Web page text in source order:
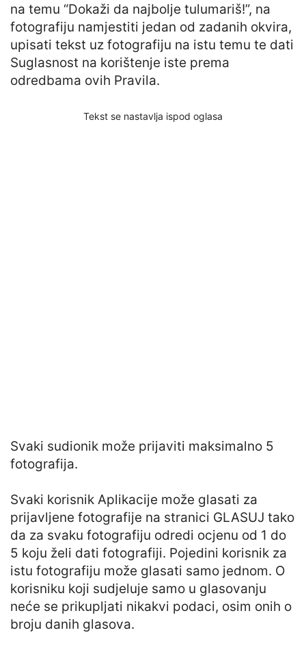
na temu “Dokaži da najbolje tulumariš!”, na
fotografiju namjestiti jedan od zadanih okvira,
upisati tekst uz fotografiju na istu temu te dati
Suglasnost na korištenje iste prema
odredbama ovih Pravila.
Tekst se nastavlja ispod oglasa
Svaki sudionik može prijaviti maksimalno 5
fotografija.
Svaki korisnik Aplikacije može glasati za
prijavljene fotografije na stranici GLASUJ tako
da za svaku fotografiju odredi ocjenu od 1 do
5 koju želi dati fotografiji. Pojedini korisnik za
istu fotografiju može glasati samo jednom. O
korisniku koji sudjeluje samo u glasovanju
neće se prikupljati nikakvi podaci, osim onih o
broju danih glasova.